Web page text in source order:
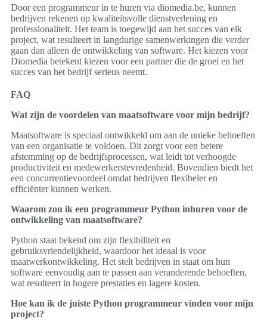
Door een programmeur in te huren via diomedia.be, kunnen
bedrijven rekenen op kwaliteitsvolle dienstverlening en
professionaliteit. Het team is toegewijd aan het succes van elk
project, wat resulteert in langdurige samenwerkingen die verder
gaan dan alleen de ontwikkeling van software. Het kiezen voor
Diomedia betekent kiezen voor een partner die de groei en het
succes van het bedrijf serieus neemt.
FAQ
Wat zijn de voordelen van maatsoftware voor mijn bedrijf?
Maatsoftware is speciaal ontwikkeld om aan de unieke behoeften
van een organisatie te voldoen. Dit zorgt voor een betere
afstemming op de bedrijfsprocessen, wat leidt tot verhoogde
productiviteit en medewerkerstevredenheid. Bovendien biedt het
een concurrentievoordeel omdat bedrijven flexibeler en
efficiënter kunnen werken.
Waarom zou ik een programmeur Python inhuren voor de
ontwikkeling van maatsoftware?
Python staat bekend om zijn flexibiliteit en
gebruiksvriendelijkheid, waardoor het ideaal is voor
maatwerkontwikkeling. Het stelt bedrijven in staat om hun
software eenvoudig aan te passen aan veranderende behoeften,
wat resulteert in hogere prestaties en lagere kosten.
Hoe kan ik de juiste Python programmeur vinden voor mijn
project?